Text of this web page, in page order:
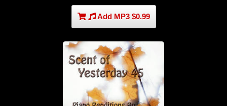
Add MP3 $0.99